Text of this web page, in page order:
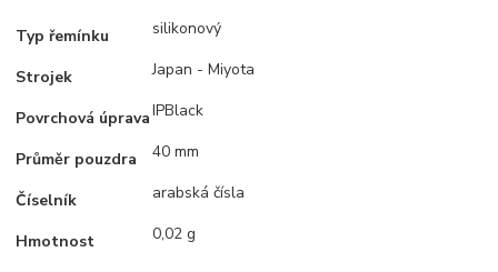
Typ řemínku silikonový
Strojek Japan - Miyota
Povrchová úpravaIPBlack
Průměr pouzdra 40 mm
Číselník arabská čísla
Hmotnost 0,02 g